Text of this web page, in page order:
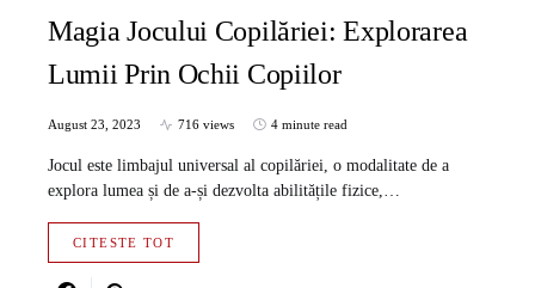
Magia Jocului Copilăriei: Explorarea
Lumii Prin Ochii Copiilor
August 23, 2023 716 views 4 minute read
Jocul este limbajul universal al copilăriei, o modalitate de a
explora lumea și de a-și dezvolta abilitățile fizice,…
CITESTE TOT